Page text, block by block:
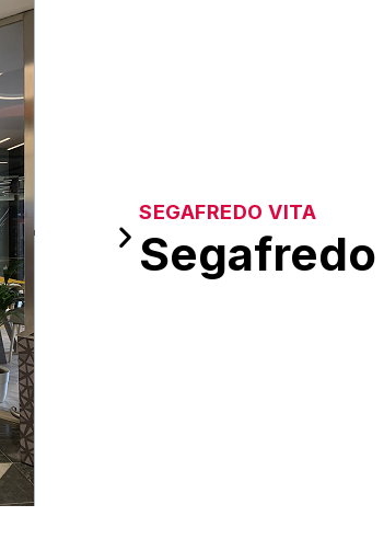
SEGAFREDO VITA